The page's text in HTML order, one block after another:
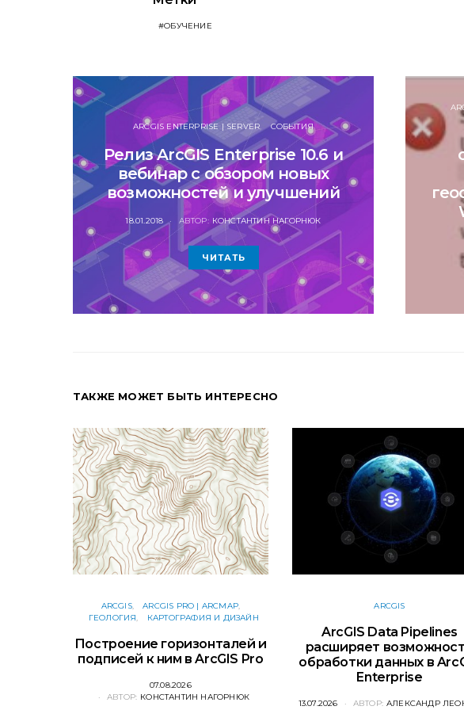
ОБУЧЕНИЕ
ARCGIS ENTERPRISE | SERVER СОБЫТИЯ
Релиз ArcGIS Enterprise 10.6 и
вебинар с обзором новых
возможностей и улучшений
POSTED
ON
18.01.2018 АВТОР: КОНСТАНТИН НАГОРНЮК
ЧИТАТЬ
ТАКЖЕ МОЖЕТ БЫТЬ ИНТЕРЕСНО
ARCGIS
ARCGIS PRO | ARCMAP
ГЕОЛОГИЯ
КАРТОГРАФИЯ И ДИЗАЙН
Построение горизонталей и
подписей к ним в ArcGIS Pro
POSTED
ON
07.08.2026
АВТОР: КОНСТАНТИН НАГОРНЮК
ARCGIS
ArcGIS Data Pipelines
расширяет
обработки данных в
Enterprise
POSTED
13.07.2026 АВТОР: АЛЕКСАНДР